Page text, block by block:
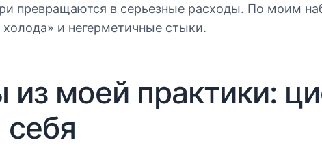
превращаются в серьезные расходы. По моим
и негерметичные стыки.
из моей практики:
себя